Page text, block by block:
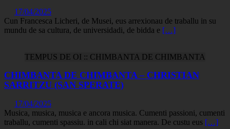
17/04/2025
Cun Francesca Licheri, de Musei, eus arrexionau de traballu in su
mundu de sa cultura, de universidadi, de bidda e […]
TEMPUS DE OI :: CHIMBANTA DE CHIMBANTA
CHIMBANTA DE CHIMBANTA – CHRISTIAN
SARRITZU (SAN SPERATE)
17/04/2025
Musica, musica, musica e ancora musica. Cumenti passioni, cumenti
traballu, cumenti spassiu. in cali chi siat manera. De custu eus […]